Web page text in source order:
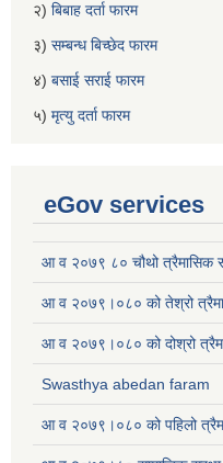
२) बिबाह दर्ता फारम
३) सम्बन्ध बिच्छेद फारम
४) बसाई सराई फारम
५) मृत्यु दर्ता फारम
eGov services
आ व २०७९ ८० चौथो त्रैमासिक
आ व २०७९।०८० को तेश्रो
आ व २०७९।०८० को दोश्रो
Swasthya abedan faram
आ व २०७९।०८० को पहिलो